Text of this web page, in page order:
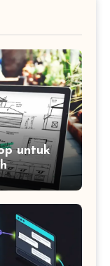
untuk